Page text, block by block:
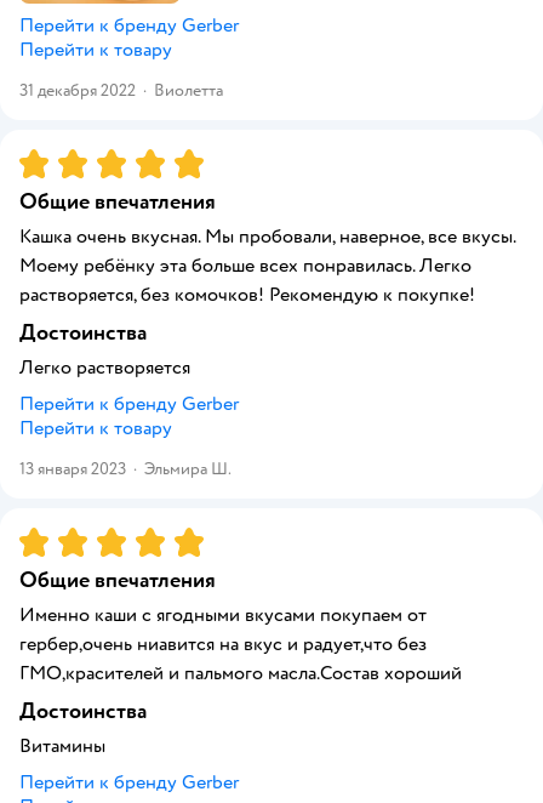
Перейти к бренду Gerber
Перейти к товару
31 декабря 2022 · Виолетта
Рейтинг:5
Общие впечатления
Кашка очень вкусная. Мы пробовали, наверное, все вкусы.
Моему ребёнку эта больше всех понравилась. Легко
растворяется, без комочков! Рекомендую к покупке!
Достоинства
Легко растворяется
Перейти к бренду Gerber
Перейти к товару
13 января 2023 · Эльмира Ш.
Рейтинг:5
Общие впечатления
Именно каши с ягодными вкусами покупаем от
гербер,очень ниавится на вкус и радует,что без
ГМО,красителей и пальмого масла.Состав хороший
Достоинства
Витамины
Перейти к бренду Gerber